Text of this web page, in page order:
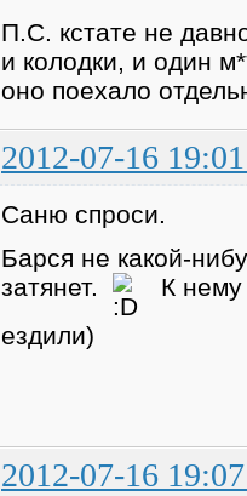
П.С. кстате не
и колодки, и один
оно поехало
2012-07-16
Саню спроси.
Барся не какой-
затянет.
К нему
ездили)
2012-07-16